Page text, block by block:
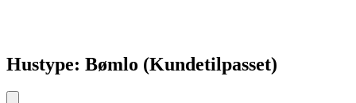
Hustype: Bømlo (Kundetilpasset)